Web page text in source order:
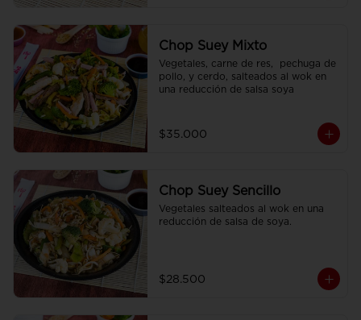
Chop Suey Mixto
Vegetales, carne de res,  pechuga de
pollo, y cerdo, salteados al wok en
una reducción de salsa soya
$35.000
Chop Suey Sencillo
Vegetales salteados al wok en una
reducción de salsa de soya.
$28.500